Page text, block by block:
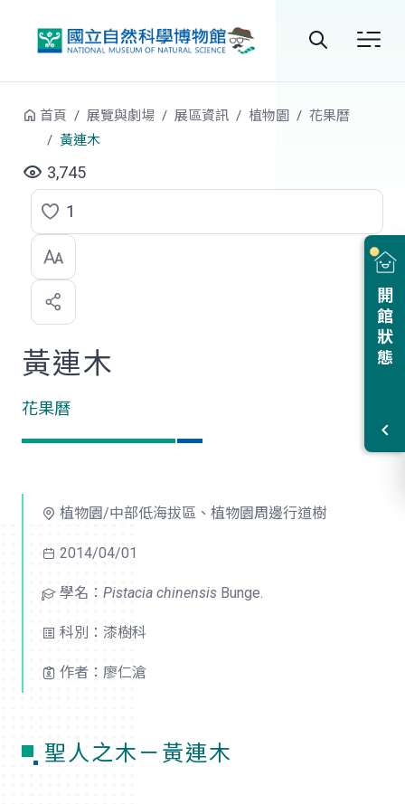
站
開館狀態
首頁 展覽與劇場 展區資訊 植物園
花果曆
黃連木
3,745
點
選
喜
歡
1
黃連木
花果曆
植物園/中部低海拔區、植物園周邊行道樹
2014/04/01
學名： Pistacia chinensis Bunge.
科別：漆樹科
作者：廖仁滄
聖人之木－黃連木